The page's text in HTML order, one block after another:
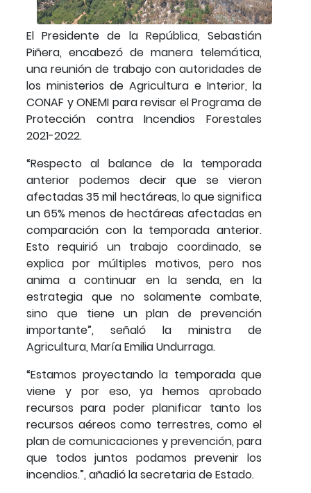
El Presidente de la República, Sebastián
Piñera, encabezó de manera telemática,
una reunión de trabajo con autoridades de
los ministerios de Agricultura e Interior, la
CONAF y ONEMI para revisar el Programa de
Protección contra Incendios Forestales
2021-2022.
“Respecto al balance de la temporada
anterior podemos decir que se vieron
afectadas 35 mil hectáreas, lo que significa
un 65% menos de hectáreas afectadas en
comparación con la temporada anterior.
Esto requirió un trabajo coordinado, se
explica por múltiples motivos, pero nos
anima a continuar en la senda, en la
estrategia que no solamente combate,
sino que tiene un plan de prevención
importante”, señaló la ministra de
Agricultura, María Emilia Undurraga.
“Estamos proyectando la temporada que
viene y por eso, ya hemos aprobado
recursos para poder planificar tanto los
recursos aéreos como terrestres, como el
plan de comunicaciones y prevención, para
que todos juntos podamos prevenir los
incendios.”, añadió la secretaria de Estado.